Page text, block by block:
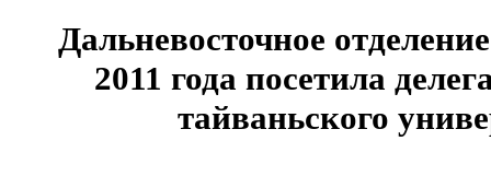
Дальневосточное
2011 года посетила
тайваньского